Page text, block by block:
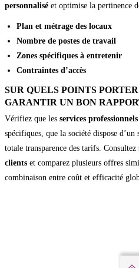
personnaliséet optimise la pertinence
Plan et métrage des locaux
Nombre de postes de travail
Zones spécifiques à entretenir
Contraintes d’accès
SUR QUELS POINTS
GARANTIR UN BON
Vérifiez que les services professionnels
spécifiques, que la société dispose
totale transparence des tarifs. Consultez
clientset comparez plusieurs offres
combinaison entre coût et efficacité